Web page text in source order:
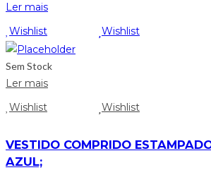
Ler mais
Wishlist
Wishlist
Sem Stock
Ler mais
Wishlist
Wishlist
VESTIDO COMPRIDO
AZUL;